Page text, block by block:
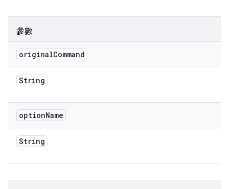
參數
originalCommand
String
optionName
String